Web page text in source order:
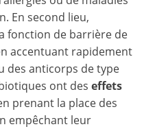
En second lieu,
fonction de barrière de
accentuant rapidement
des anticorps de type
ont des effets
prenant la place des
empêchant leur